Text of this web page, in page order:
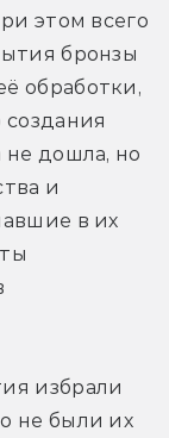
этом всего
бронзы
обработки,
не дошла, но
и
в их
избрали
не были их